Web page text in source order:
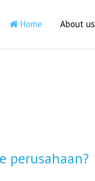
Home About us
perusahaan?